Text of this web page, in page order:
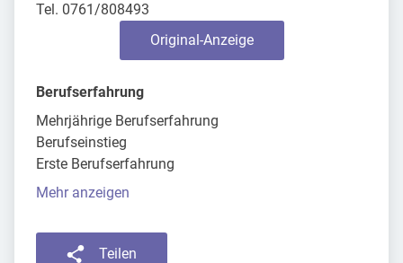
Tel. 0761/808493
Original-Anzeige
Berufserfahrung
Mehrjährige Berufserfahrung
Berufseinstieg
Erste Berufserfahrung
Mehr anzeigen
Teilen